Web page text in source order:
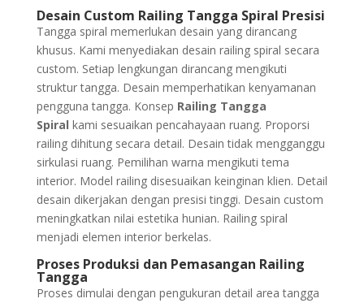
Desain Custom Railing Tangga Spiral Presisi
Tangga spiral memerlukan desain yang dirancang
khusus. Kami menyediakan desain railing spiral secara
custom. Setiap lengkungan dirancang mengikuti
struktur tangga. Desain memperhatikan kenyamanan
pengguna tangga. Konsep Railing Tangga
Spiral kami sesuaikan pencahayaan ruang. Proporsi
railing dihitung secara detail. Desain tidak mengganggu
sirkulasi ruang. Pemilihan warna mengikuti tema
interior. Model railing disesuaikan keinginan klien. Detail
desain dikerjakan dengan presisi tinggi. Desain custom
meningkatkan nilai estetika hunian. Railing spiral
menjadi elemen interior berkelas.
Proses Produksi dan Pemasangan Railing
Tangga
Proses dimulai dengan pengukuran detail area tangga